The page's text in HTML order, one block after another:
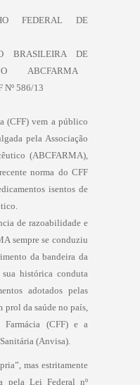
FEDERAL DE
BRASILEIRA DE
 ABCFARMA 
Nº 586/13
(CFF) vem a público
pela Associação
(ABCFARMA),
norma do CFF
isentos de
de razoabilidade e
sempre se conduziu
da bandeira da
histórica conduta
adotados pelas
prol da saúde no país,
(CFF) e a
(Anvisa).
mas estritamente
pela Lei Federal nº